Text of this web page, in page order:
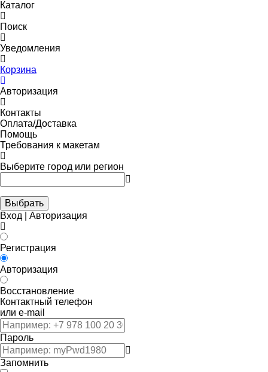
Каталог
Поиск
Уведомления
Корзина
Авторизация
Контакты
Оплата/Доставка
Помощь
Требования к макетам
Выберите город или регион
Выбрать
Вход | Авторизация
Регистрация
Авторизация
Восстановление
Контактный телефон
или e-mail
Пароль
Запомнить